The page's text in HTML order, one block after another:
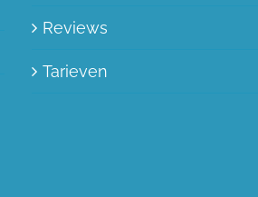
Reviews
Tarieven